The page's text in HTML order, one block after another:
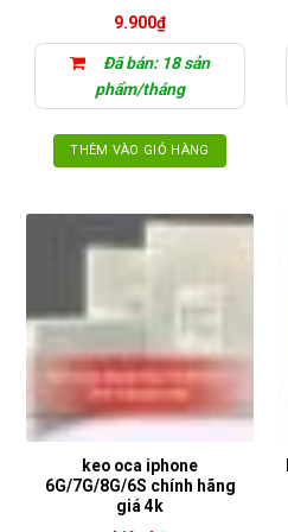
9.900₫
Đã bán: 18 sản
phẩm/tháng
THÊM VÀO GIỎ HÀNG
keo oca iphone
6G/7G/8G/6S chính hãng
giá 4k